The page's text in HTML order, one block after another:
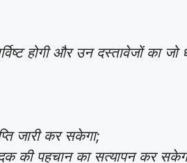
होगी और उन दस्तावेजों का जो
जारी कर सकेगा;
की पहचान का सत्यापन कर